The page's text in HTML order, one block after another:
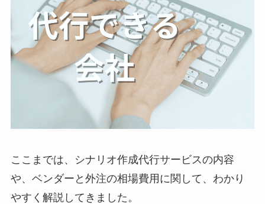
ここまでは、シナリオ作成代行サービスの内容
や、ベンダーと外注の相場費用に関して、わかり
やすく解説してきました。